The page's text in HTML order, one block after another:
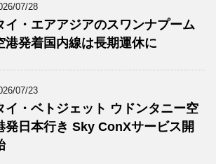
07/28
イ・エアアジアのスワンナプーム
港発着国内線は長期運休に
07/23
イ・ベトジェット ウドンタニー空
発日本行き Sky ConXサービス開